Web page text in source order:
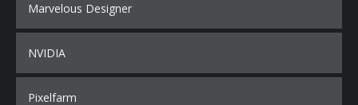
Marvelous Designer
NVIDIA
Pixelfarm